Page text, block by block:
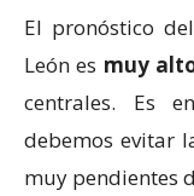
El pronóstico
León es muy
centrales. Es
debemos evitar
muy pendientes